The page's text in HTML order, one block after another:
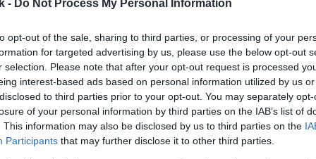
- Do Not Process My Personal Information
opt-out of the sale, sharing to third parties, or processing of your
for targeted advertising by us, please use the below opt-out
selection. Please note that after your opt-out request is processed
interest-based ads based on personal information utilized by us
to third parties prior to your opt-out. You may separately
of your personal information by third parties on the IAB’s list of
This information may also be disclosed by us to third parties on the
Participants that may further disclose it to other third parties.
Spoločnosť Viessmann prináša do sveta vetracích
predstavuje novú generáciu vetracích systémov. Je
to najtenší vetrací systém svojho druhu a prvý, ktorý
ponúka kompatibilitu s novou elektronickou
platformou Viessmann.
28. 10. 2021